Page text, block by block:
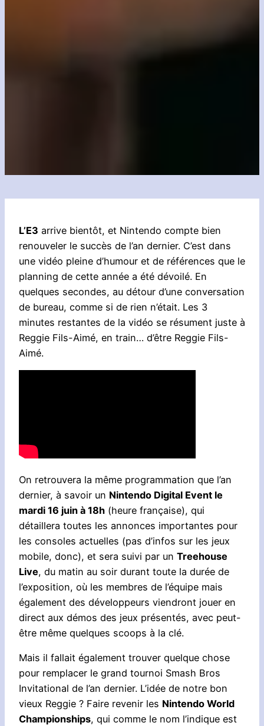
L’E3 arrive bientôt, et Nintendo compte bien
renouveler le succès de l’an dernier. C’est dans
une vidéo pleine d’humour et de références que le
planning de cette année a été dévoilé. En
quelques secondes, au détour d’une conversation
de bureau, comme si de rien n’était. Les 3
minutes restantes de la vidéo se résument juste à
Reggie Fils-Aimé, en train… d’être Reggie Fils-
Aimé.
On retrouvera la même programmation que l’an
dernier, à savoir un Nintendo Digital Event le
mardi 16 juin à 18h (heure française), qui
détaillera toutes les annonces importantes pour
les consoles actuelles (pas d’infos sur les jeux
mobile, donc), et sera suivi par un Treehouse
Live, du matin au soir durant toute la durée de
l’exposition, où les membres de l’équipe mais
également des développeurs viendront jouer en
direct aux démos des jeux présentés, avec peut-
être même quelques scoops à la clé.
Mais il fallait également trouver quelque chose
pour remplacer le grand tournoi Smash Bros
Invitational de l’an dernier. L’idée de notre bon
vieux Reggie ? Faire revenir les Nintendo World
Championships, qui comme le nom l’indique est